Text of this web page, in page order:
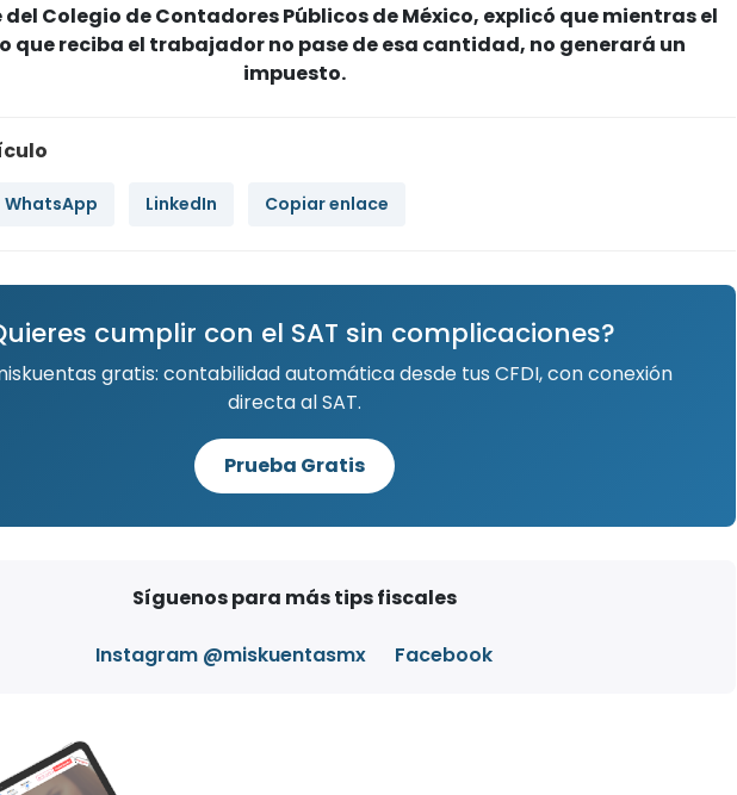
Colegio de Contadores Públicos de México, explicó que mientras el
que reciba el trabajador no pase de esa cantidad, no generará un
impuesto.
WhatsApp LinkedIn Copiar enlace
cumplir con el SAT sin complicaciones?
gratis: contabilidad automática desde tus CFDI, con conexión
directa al SAT.
Prueba Gratis
Síguenos para más tips fiscales
Instagram @miskuentasmx Facebook